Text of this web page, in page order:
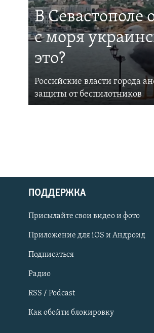
Українською
Qırımtatar
ПРИСОЕДИНЯЙТЕСЬ!
В Севастополе
с моря
это?
Российские власти города
защиты от беспилотников
ПОДДЕРЖКА
Присылайте свои видео и фото
Приложение для iOS и Андроид
Подписаться
Радио
RSS / Podcast
Как обойти блокировку